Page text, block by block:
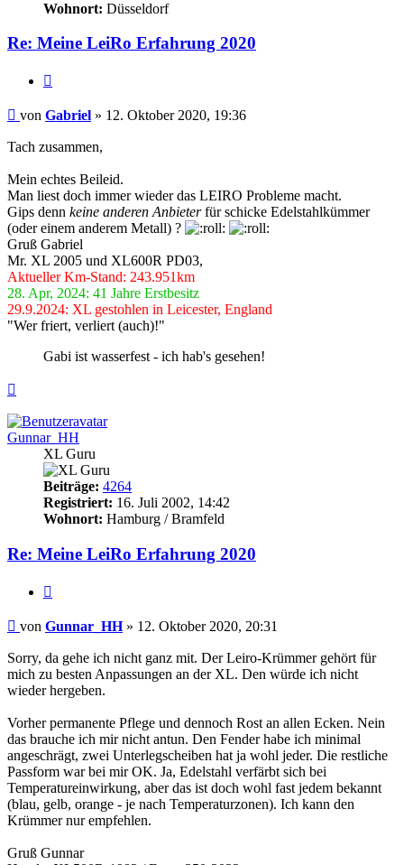
Wohnort: Düsseldorf
Re: Meine LeiRo Erfahrung 2020
Beitrag
von Gabriel » 12. Oktober 2020, 19:36
Tach zusammen,
Mein echtes Beileid.
Man liest doch immer wieder das LEIRO Probleme macht.
Gips denn keine anderen Anbieterfür schicke Edelstahlkümmer
(oder einem anderem Metall) ?
Gruß Gabriel
Mr. XL 2005 und XL600R PD03,
Aktueller Km-Stand: 243.951km
28. Apr, 2024: 41 Jahre Erstbesitz
29.9.2024: XL gestohlen in Leicester, England
"Wer friert, verliert (auch)!"
Gabi ist wasserfest - ich hab's gesehen!
Gunnar_HH
XL Guru
Beiträge: 4264
Registriert: 16. Juli 2002, 14:42
Wohnort: Hamburg / Bramfeld
Re: Meine LeiRo Erfahrung 2020
Beitrag
von Gunnar_HH» 12. Oktober 2020, 20:31
Sorry, da gehe ich nicht ganz mit. Der Leiro-Krümmer gehört für
mich zu besten Anpassungen an der XL. Den würde ich nicht
wieder hergeben.
Vorher permanente Pflege und dennoch Rost an allen Ecken. Nein
das brauche ich mir nicht antun. Den Fender habe ich minimal
angeschrägt, zwei Unterlegscheiben hat ja wohl jeder. Die restliche
Passform war bei mir OK. Ja, Edelstahl verfärbt sich bei
Temperatureinwirkung, aber das ist doch wohl fast jedem bekannt
(blau, gelb, orange - je nach Temperaturzonen). Ich kann den
Krümmer nur empfehlen.
Gruß Gunnar